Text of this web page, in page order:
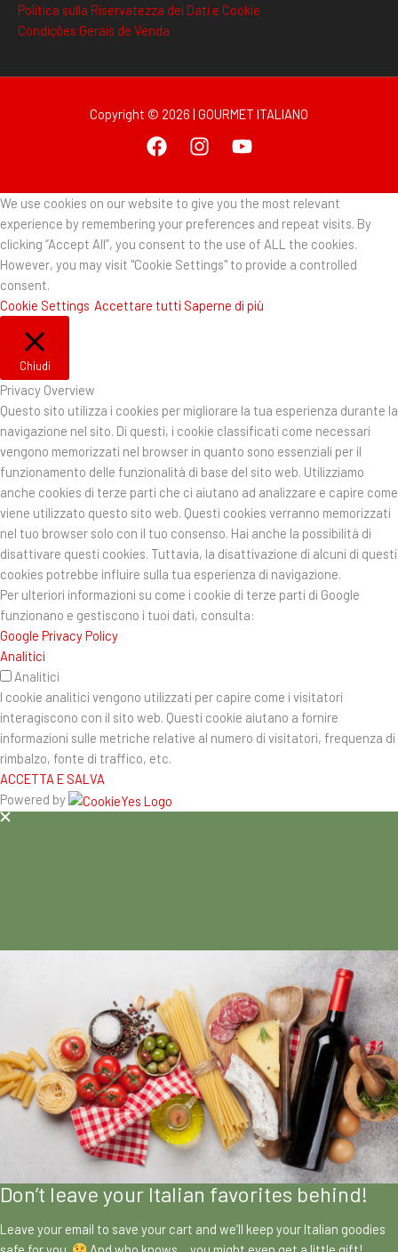
Politica sulla Riservatezza dei Dati e Cookie
Condições Gerais de Venda
Copyright © 2026 | GOURMET ITALIANO
We use cookies on our website to give you the most relevant
experience by remembering your preferences and repeat visits. By
clicking “Accept All”, you consent to the use of ALL the cookies.
However, you may visit "Cookie Settings" to provide a controlled
consent.
Cookie Settings Accettare tutti Saperne di più
Chiudi
Privacy Overview
Questo sito utilizza i cookies per migliorare la tua esperienza durante la
navigazione nel sito. Di questi, i cookie classificati come necessari
vengono memorizzati nel browser in quanto sono essenziali per il
funzionamento delle funzionalità di base del sito web. Utilizziamo
anche cookies di terze parti che ci aiutano ad analizzare e capire come
viene utilizzato questo sito web. Questi cookies verranno memorizzati
nel tuo browser solo con il tuo consenso. Hai anche la possibilità di
disattivare questi cookies. Tuttavia, la disattivazione di alcuni di questi
cookies potrebbe influire sulla tua esperienza di navigazione.
Per ulteriori informazioni su come i cookie di terze parti di Google
funzionano e gestiscono i tuoi dati, consulta:
Google Privacy Policy
Analitici
Analitici
I cookie analitici vengono utilizzati per capire come i visitatori
interagiscono con il sito web. Questi cookie aiutano a fornire
informazioni sulle metriche relative al numero di visitatori, frequenza di
rimbalzo, fonte di traffico, etc.
ACCETTA E SALVA
Powered by
Don’t leave your Italian favorites behind!
Leave your email to save your cart and we’ll keep your Italian goodies